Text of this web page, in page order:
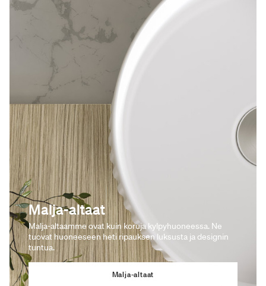
Malja-altaat
Malja-altaamme ovat kuin koruja kylpyhuoneessa. Ne
tuovat huoneeseen heti ripauksen luksusta ja designin
tuntua.
Malja-altaat